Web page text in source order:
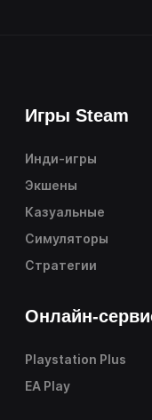
Игры Steam
Инди-игры
Экшены
Казуальные
Симуляторы
Стратегии
Онлайн-
Playstation Plus
EA Play